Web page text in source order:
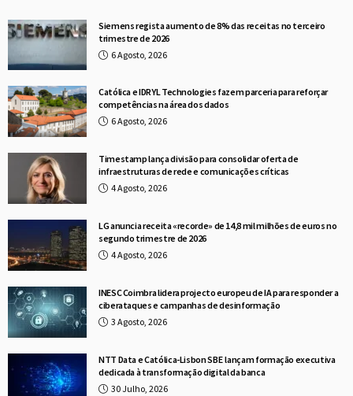
Siemens regista aumento de 8% das receitas no terceiro
trimestre de 2026
6 Agosto, 2026
Católica e IDRYL Technologies fazem parceria para reforçar
competências na área dos dados
6 Agosto, 2026
Timestamp lança divisão para consolidar oferta de
infraestruturas de rede e comunicações críticas
4 Agosto, 2026
LG anuncia receita «recorde» de 14,8 mil milhões de euros no
segundo trimestre de 2026
4 Agosto, 2026
INESC Coimbra lidera projecto europeu de IA para responder a
ciberataques e campanhas de desinformação
3 Agosto, 2026
NTT Data e Católica-Lisbon SBE lançam formação executiva
dedicada à transformação digital da banca
30 Julho, 2026